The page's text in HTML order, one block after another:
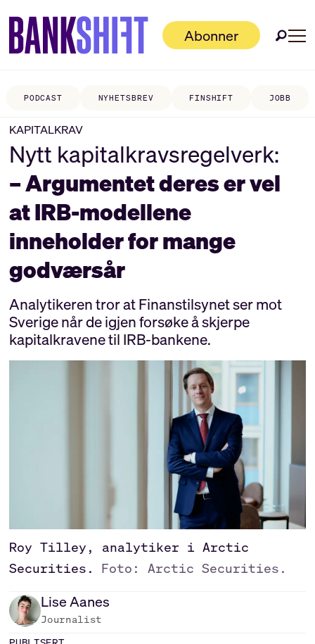
Abonner
PODCAST NYHETSBREV FINSHIFT JOBB
KAPITALKRAV
Nytt kapitalkravsregelverk:
– Argumentet deres er vel
at IRB-modellene
inneholder for mange
godværsår
Analytikeren tror at Finanstilsynet ser mot
Sverige når de igjen forsøke å skjerpe
kapitalkravene til IRB-bankene.
Roy Tilley, analytiker i Arctic
Securities.
Foto: Arctic Securities.
LiseAanes
Journalist